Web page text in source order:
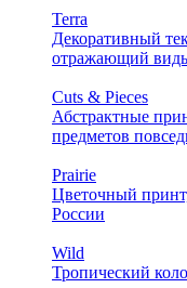
Terra
Декоративный
отражающий
Cuts & Pieces
Абстрактные
предметов
Prairie
Цветочный
России
Wild
Тропический